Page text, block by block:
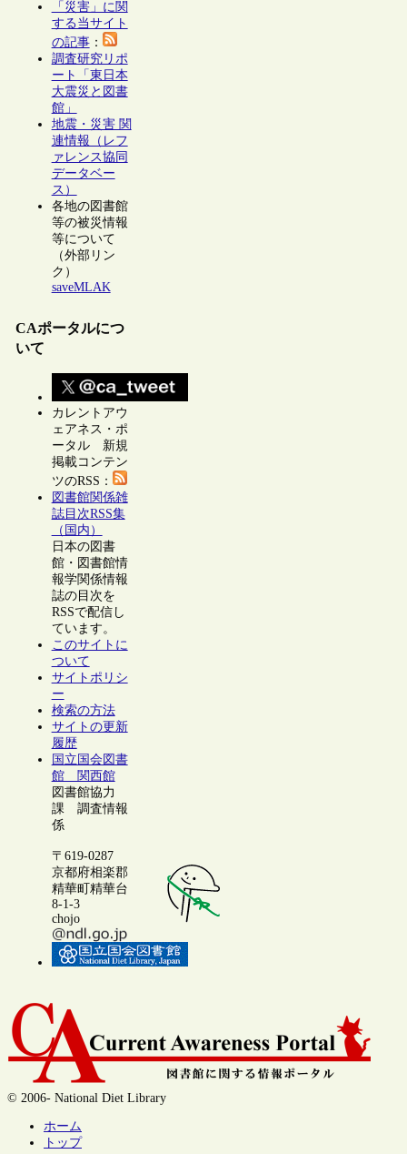
「災害」に関
する当サイト
の記事：
調査研究リポ
ート「東日本
大震災と図書
館」
地震・災害 関
連情報（レフ
ァレンス協同
データベー
ス）
各地の図書館
等の被災情報
等について
（外部リン
ク）
saveMLAK
CAポータルにつ
いて
カレントアウ
ェアネス・ポ
ータル 新規
掲載コンテン
ツのRSS：
図書館関係雑
誌目次RSS集
（国内）
日本の図書
館・図書館情
報学関係情報
誌の目次を
RSSで配信し
ています。
このサイトに
ついて
サイトポリシ
ー
検索の方法
サイトの更新
履歴
国立国会図書
館 関西館
図書館協力
課 調査情報
係
〒619-0287
京都府相楽郡
精華町精華台
8-1-3
chojo
© 2006- National Diet Library
ホーム
トップ